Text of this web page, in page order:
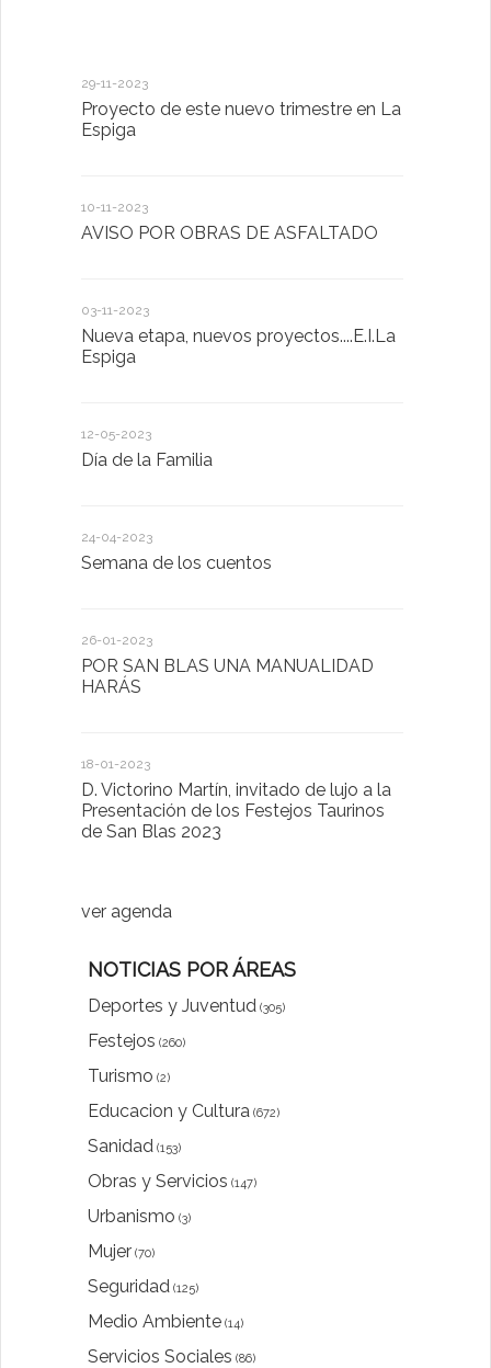
29-11-2023
Proyecto de este nuevo trimestre en La
Espiga
10-11-2023
AVISO POR OBRAS DE ASFALTADO
03-11-2023
Nueva etapa, nuevos proyectos....E.I.La
Espiga
12-05-2023
Día de la Familia
24-04-2023
Semana de los cuentos
26-01-2023
POR SAN BLAS UNA MANUALIDAD
HARÁS
18-01-2023
D. Victorino Martín, invitado de lujo a la
Presentación de los Festejos Taurinos
de San Blas 2023
ver agenda
NOTICIAS POR ÁREAS
Deportes y Juventud (305)
Festejos (260)
Turismo (2)
Educacion y Cultura (672)
Sanidad (153)
Obras y Servicios (147)
Urbanismo (3)
Mujer (70)
Seguridad (125)
Medio Ambiente (14)
Servicios Sociales (86)